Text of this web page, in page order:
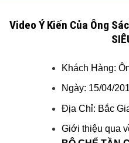
Video Ý Kiến Của Ông
Khách Hàng:
Ngày: 15/04/
Địa Chỉ: Bắc
Giới thiệu qua